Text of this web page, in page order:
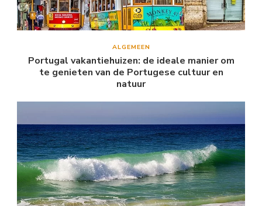
ALGEMEEN
Portugal vakantiehuizen: de ideale manier om
te genieten van de Portugese cultuur en
natuur